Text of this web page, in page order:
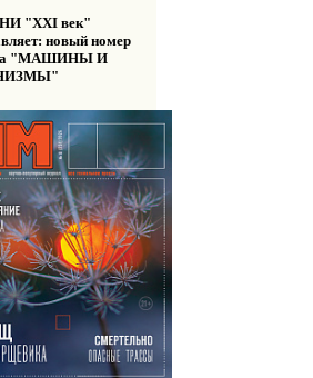
"XXI век"
новый номер
"МАШИНЫ И